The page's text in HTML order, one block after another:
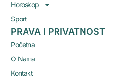
Horoskop
Sport
PRAVA I PRIVATNOST
Početna
O Nama
Kontakt